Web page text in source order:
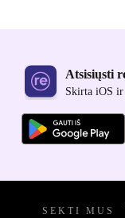
Atsisiųsti
Skirta iOS
SEKTI MUS